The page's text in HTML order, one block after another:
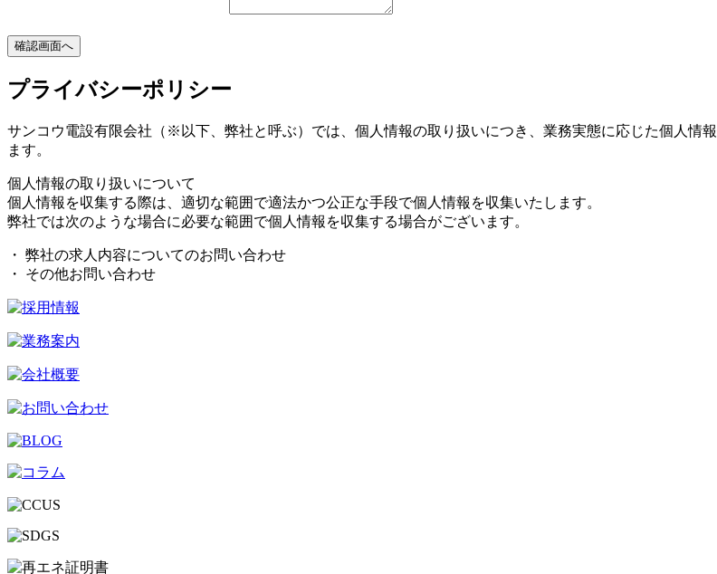
プライバシーポリシー
サンコウ電設有限会社（※以下、弊社と呼ぶ）では、個人情報の取り扱いにつき、業務実態に応じた個人情
ます。
個人情報の取り扱いについて
個人情報を収集する際は、適切な範囲で適法かつ公正な手段で個人情報を収集いたします。
弊社では次のような場合に必要な範囲で個人情報を収集する場合がございます。
・ 弊社の求人内容についてのお問い合わせ
・ その他お問い合わせ